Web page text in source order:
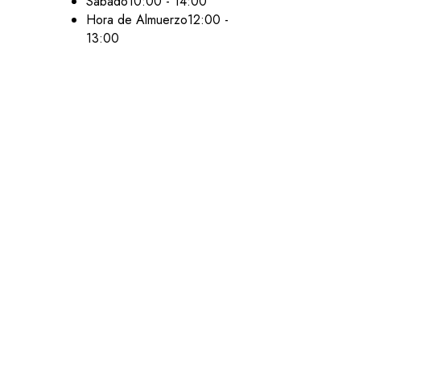
Hora de Almuerzo12:00 -
13:00